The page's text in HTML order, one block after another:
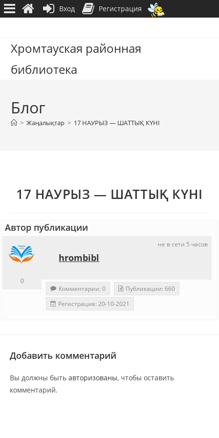
содержимому
Хромтауская районная
библиотека
Блог
> Жаңалықтар > 17 НАУРЫЗ — ШАТТЫҚ КҮНІ
17 НАУРЫЗ — ШАТТЫҚ КҮНІ
Автор публикации
не в сети 5 часов
hrombibl
0
Комментарии: 0
Публикации: 660
Регистрация: 20-10-2021
Добавить комментарий
Вы должны быть авторизованы, чтобы оставить
комментарий.
Вход Регистрация